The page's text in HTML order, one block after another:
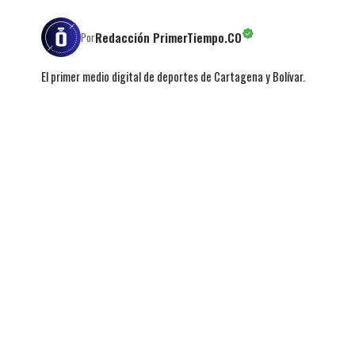
PorRedacción PrimerTiempo.CO
El primer medio digital de deportes de Cartagena y Bolívar.